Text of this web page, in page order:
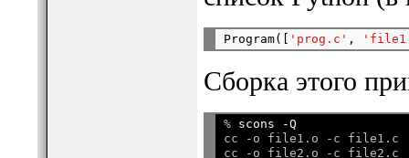
Program([ 'prog.c' ,
Сборка этого
% scons -Q
cc -o file1.o -c file1.c
cc -o file2.o -c file2.c